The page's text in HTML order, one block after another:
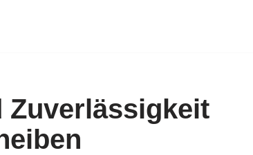
Zuverlässigkeit